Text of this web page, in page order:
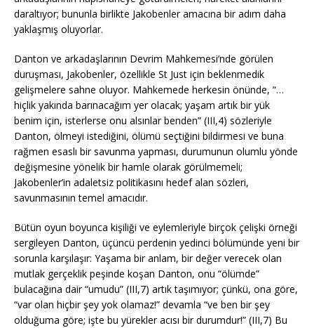
daraltıyor; bununla birlikte Jakobenler amacına bir adım daha
yaklaşmış oluyorlar.
Danton ve arkadaşlarının Devrim Mahkemesi’nde görülen
duruşması, Jakobenler, özellikle St Just için beklenmedik
gelişmelere sahne oluyor. Mahkemede herkesin önünde, “…
hiçlik yakında barınacağım yer olacak; yaşam artık bir yük
benim için, isterlerse onu alsınlar benden” (III,4) sözleriyle
Danton, ölmeyi istediğini, ölümü seçtiğini bildirmesi ve buna
rağmen esaslı bir savunma yapması, durumunun olumlu yönde
değişmesine yönelik bir hamle olarak görülmemeli;
Jakobenler’in adaletsiz politikasını hedef alan sözleri,
savunmasının temel amacıdır.
Bütün oyun boyunca kişiliği ve eylemleriyle birçok çelişki örneği
sergileyen Danton, üçüncü perdenin yedinci bölümünde yeni bir
sorunla karşılaşır: Yaşama bir anlam, bir değer verecek olan
mutlak gerçeklik peşinde koşan Danton, onu “ölümde”
bulacağına dair “umudu” (III,7) artık taşımıyor; çünkü, ona göre,
“var olan hiçbir şey yok olamaz!” devamla “ve ben bir şey
olduğuma göre; işte bu yürekler acısı bir durumdur!” (III,7) Bu